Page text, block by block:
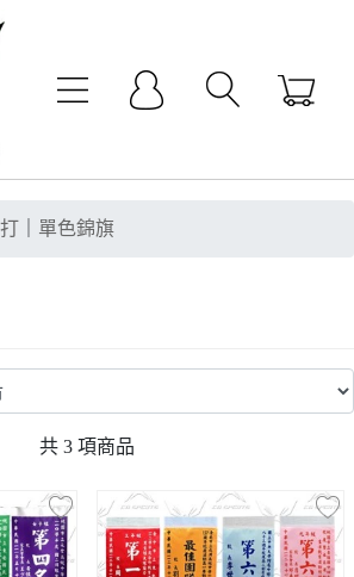
單色錦旗
共 3 項商品